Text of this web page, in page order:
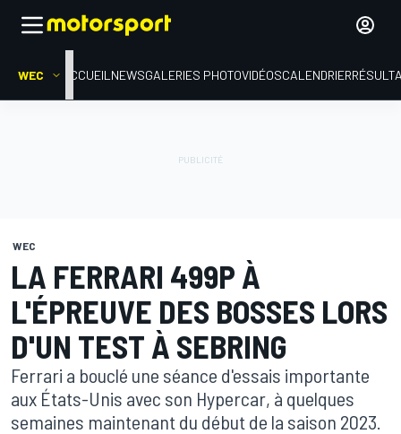
WEC ACCUEIL NEWSGALERIES PHOTOVIDÉOSCALENDRIER
WEC
LA FERRARI 499P À
L'ÉPREUVE DES BOSSES LORS
D'UN TEST À SEBRING
Ferrari a bouclé une séance d'essais importante
aux États-Unis avec son Hypercar, à quelques
semaines maintenant du début de la saison 2023.